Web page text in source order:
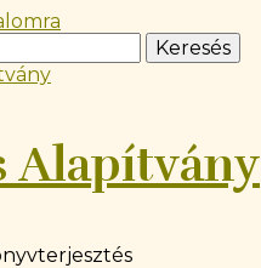
Alapítvány